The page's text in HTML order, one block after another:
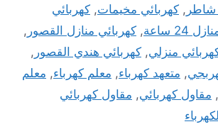
شاطر , كهربائي مخيمات, كهربائي
ساعة , كهربائي منازل القصور ,
منزلي, كهربائي هندي القصور ,
, متعهد كهرباء, معلم كهرباء, معلم
, مقاول كهربائي, مقاول كهربائي